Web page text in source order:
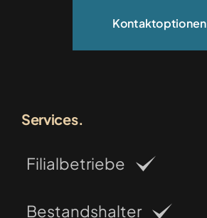
Kontaktoptionen
Services.
Filialbetriebe
Bestandshalter